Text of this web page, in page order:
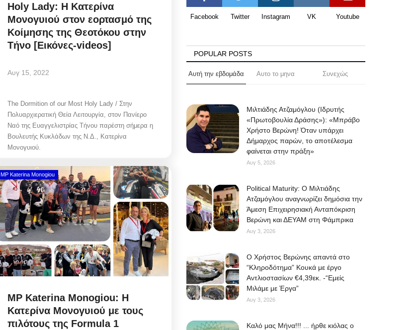
Holy Lady: Η Κατερίνα
Μονογυιού στον εορτασμό της
Κοίμησης της Θεοτόκου στην
Τήνο [Εικόνες-videos]
Αυγ 15, 2022
The Dormition of our Most Holy Lady / Στην
Πολυαρχιερατική Θεία Λειτουργία, στον Πανίερο
Ναό της Ευαγγελιστρίας Τήνου παρέστη σήμερα η
Βουλευτής Κυκλάδων της Ν.Δ., Κατερίνα
Μονογυιού.
MP Katerina Monogiou
MP Katerina Monogiou: Η
Κατερίνα Μονογυιού με τους
πιλότους της Formula 1
Facebook Twitter Instagram VK Youtube
POPULAR POSTS
Αυτή την εβδομάδα Αυτο το μηνα Συνεχώς
Μιλτιάδης Ατζαμόγλου (Ιδρυτής
«Πρωτοβουλία Δράσης»): «Μπράβο
Χρήστο Βερώνη! Όταν υπάρχει
Δήμαρχος παρών, το αποτέλεσμα
φαίνεται στην πράξη»
Αυγ 5, 2026
Political Maturity: Ο Μιλτιάδης
Ατζαμόγλου αναγνωρίζει δημόσια την
Άμεση Επιχειρησιακή Ανταπόκριση
Βερώνη και ΔΕΥΑΜ στη Φάμπρικα
Αυγ 3, 2026
O Χρήστος Βερώνης απαντά στο
“Κληροδότημα” Κουκά με έργο
Αντλιοστασίων €4,39εκ. -“Εμείς
Μιλάμε με Έργα”
Αυγ 3, 2026
Kαλό μας Μήνα!!! ... ήρθε κιόλας ο